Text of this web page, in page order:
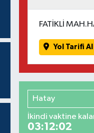
FATİKLİ
Yol Tarifi Al
Hatay
İkindi vaktine
03:12:01